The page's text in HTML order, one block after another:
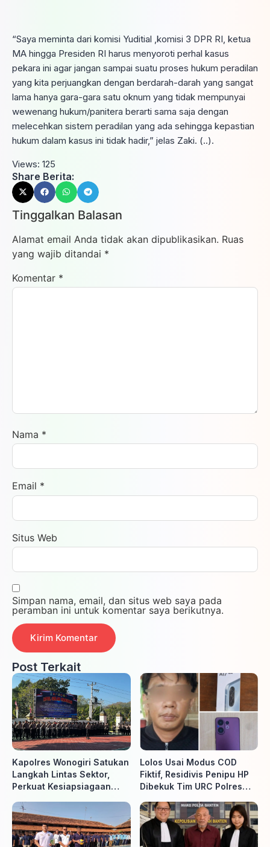
“Saya meminta dari komisi Yuditial ,komisi 3 DPR RI, ketua
MA hingga Presiden RI harus menyoroti perhal kasus
pekara ini agar jangan sampai suatu proses hukum peradilan
yang kita perjuangkan dengan berdarah-darah yang sangat
lama hanya gara-gara satu oknum yang tidak mempunyai
wewenang hukum/panitera berarti sama saja dengan
melecehkan sistem peradilan yang ada sehingga kepastian
hukum dalam kasus ini tidak hadir,” jelas Zaki. (..).
Views: 125
Share Berita:
Tinggalkan Balasan
Alamat email Anda tidak akan dipublikasikan. Ruas
yang wajib ditandai *
Komentar *
Nama *
Email *
Situs Web
Simpan nama, email, dan situs web saya pada
peramban ini untuk komentar saya berikutnya.
Post Terkait
Kapolres Wonogiri Satukan
Langkah Lintas Sektor,
Perkuat Kesiapsiagaan
Lolos Usai Modus COD
Fiktif, Residivis Penipu HP
Dibekuk Tim URC Polres